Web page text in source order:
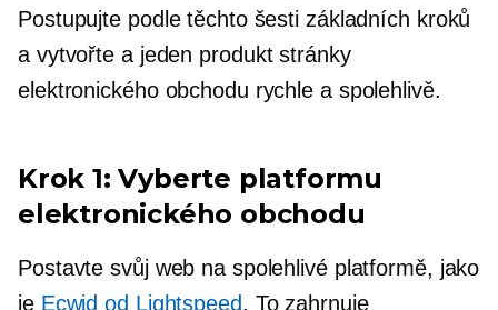
Postupujte podle těchto šesti základních kroků
a vytvořte a jeden produktstránky
elektronického obchodu rychle a spolehlivě.
Krok 1: Vyberte platformu
elektronického obchodu
Postavte svůj web na spolehlivé platformě, jako
je Ecwid od Lightspeed. To zahrnuje